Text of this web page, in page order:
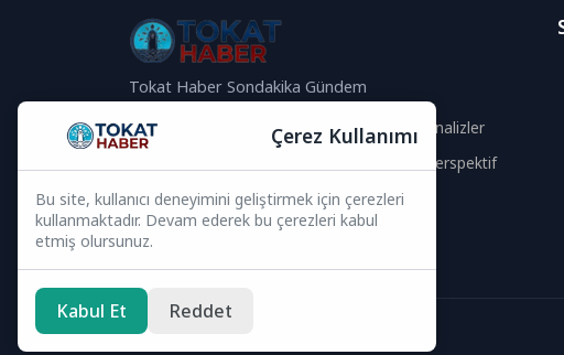
Tokat Haber Sondakika Gündem
Güncel Analizler
Global Perspektif
Bizi Takip Edin
Çerez Kullanımı
Bu site, kullanıcı deneyimini geliştirmek için çerezleri
kullanmaktadır. Devam ederek bu çerezleri kabul
etmiş olursunuz.
Kabul Et Reddet